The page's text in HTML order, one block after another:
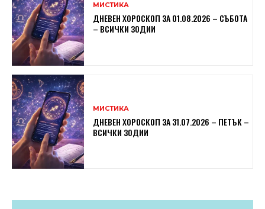
МИСТИКА
ДНЕВЕН ХОРОСКОП ЗА 01.08.2026 – СЪБОТА
– ВСИЧКИ ЗОДИИ
МИСТИКА
ДНЕВЕН ХОРОСКОП ЗА 31.07.2026 – ПЕТЪК –
ВСИЧКИ ЗОДИИ